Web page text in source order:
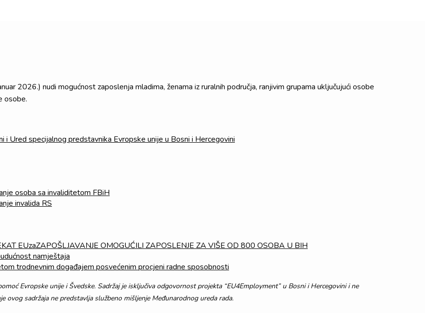
2026.) nudi mogućnost zaposlenja mladima, ženama iz ruralnih područja, ranjivim grupama uključujući osobe
osobe.
i Ured specijalnog predstavnika Evropske unije u Bosni i Hercegovini
osoba sa invaliditetom FBiH
invalida RS
EUzaZAPOŠLJAVANJE OMOGUĆILI ZAPOSLENJE ZA VIŠE OD 800 OSOBA U BIH
namještaja
trodnevnim događajem posvećenim procjeni radne sposobnosti
Evropske unije i Švedske. Sadržaj je isključiva odgovornost projekta “EU4Employment” u Bosni i Hercegovini i ne
ovog sadržaja ne predstavlja službeno mišljenje Međunarodnog ureda rada.